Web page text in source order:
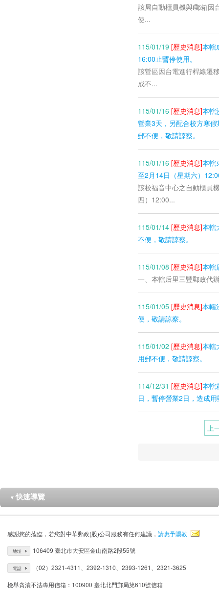
該局自動櫃員機與i郵箱因
使...
115/01/19 [歷史消息]本轄
16:00止暫停使用。
該營區因台電進行桿線遷
成不...
115/01/16 [歷史消息]本轄
營業3天，另配合校方寒
郵不便，敬請諒察。
115/01/16 [歷史消息]本轄
至2月14日（星期六）
該校福音中心之自動櫃員
四）12:00...
115/01/14 [歷史消息]本轄
不便，敬請諒察。
115/01/08 [歷史消息]本轄
一、本轄后里三豐郵政代
115/01/05 [歷史消息]本轄
便，敬請諒察。
115/01/02 [歷史消息]本轄
用郵不便，敬請諒察。
114/12/31 [歷史消息]本轄
日，暫停營業2日，造成
上
▼ 快速導覽
感謝您的蒞臨，若您對中華郵政(股)公司服務有任何建議， 請惠予賜教
地址 106409 臺北市大安區金山南路2段55號
電話 （02）2321-4311、2392-1310、2393-1261、2321-3625
檢舉貪瀆不法專用信箱：100900 臺北北門郵局第610號信箱